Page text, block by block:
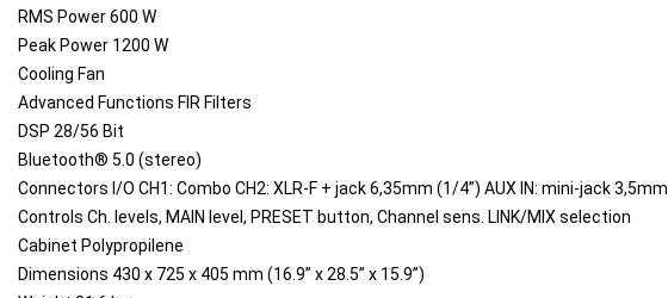
RMS Power 600 W
Peak Power 1200 W
Cooling Fan
Advanced Functions FIR Filters
DSP 28/56 Bit
Bluetooth® 5.0 (stereo)
Connectors I/O CH1: Combo CH2: XLR-F + jack 6,35mm (1/4”) AUX IN: mini-jack 3,5mm
Controls Ch. levels, MAIN level, PRESET button, Channel sens. LINK/MIX selection
Cabinet Polypropilene
Dimensions 430 x 725 x 405 mm (16.9” x 28.5” x 15.9”)